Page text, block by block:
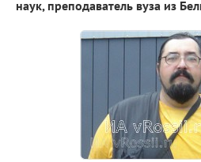
наук, преподаватель вуза из